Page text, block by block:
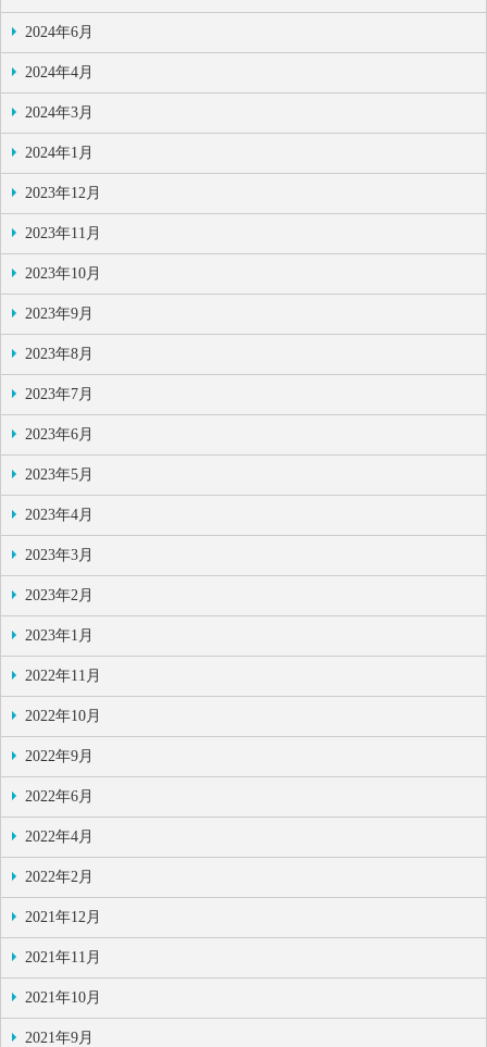
2024年6月
2024年4月
2024年3月
2024年1月
2023年12月
2023年11月
2023年10月
2023年9月
2023年8月
2023年7月
2023年6月
2023年5月
2023年4月
2023年3月
2023年2月
2023年1月
2022年11月
2022年10月
2022年9月
2022年6月
2022年4月
2022年2月
2021年12月
2021年11月
2021年10月
2021年9月